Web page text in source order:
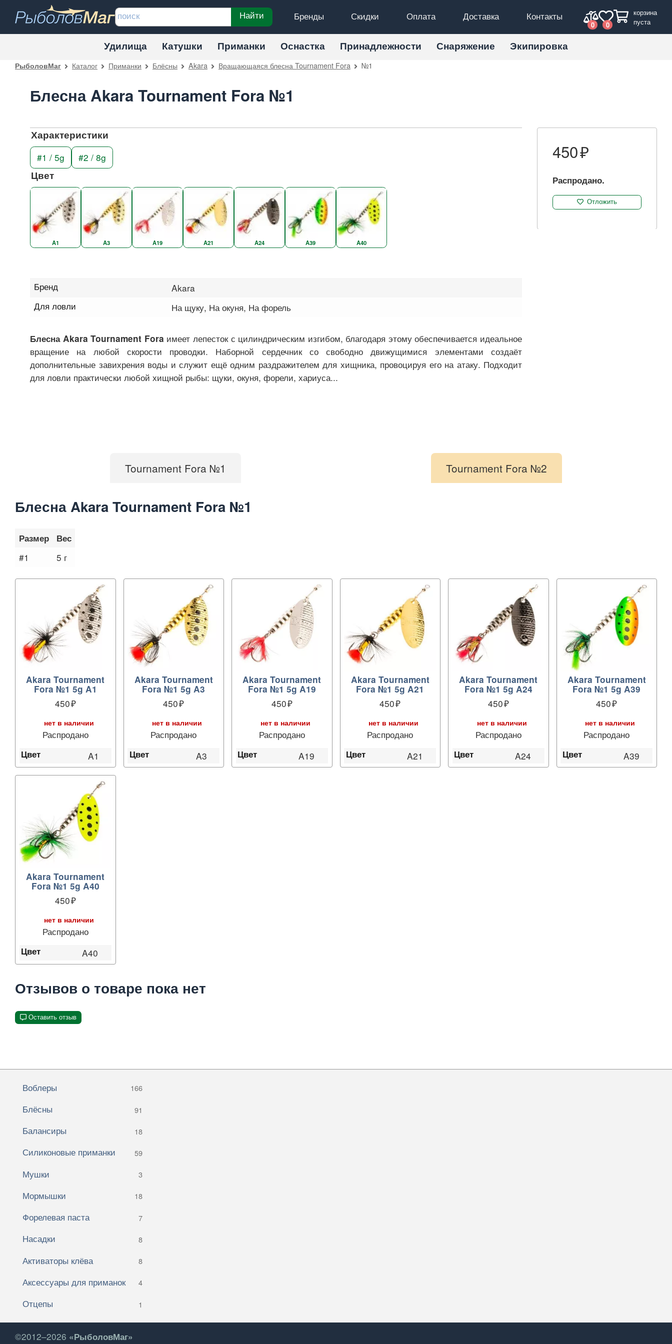
Бренды Скидки Оплата Доставка Контакты
Найти
0 0
корзина
пуста
Удилища Катушки Приманки Оснастка Принадлежности Снаряжение Экипировка
РыболовМаг Каталог Приманки Блёсны Akara Вращающаяся блесна Tournament Fora №1
Блесна Akara Tournament Fora №1
Характеристики
#1 / 5g #2 / 8g
Цвет
A1 A3 A19 A21 A24 A39 A40
Бренд
Akara
Для ловли
На щуку, На окуня, На форель
450
Распродано.
Отложить
Блесна Akara Tournament Fora имеет лепесток с цилиндрическим изгибом, благодаря этому обеспечивается идеальное
вращение на любой скорости проводки. Наборной сердечник со свободно движущимися элементами создаёт
дополнительные завихрения воды и служит ещё одним раздражителем для хищника, провоцируя его на атаку. Подходит
для ловли практически любой хищной рыбы: щуки, окуня, форели, хариуса...
Tournament Fora №1 Tournament Fora №2
Блесна Akara Tournament Fora №1
Размер Вес
#1 5 г
Akara Tournament
Fora №1 5g A1
450
нет в наличии
Распродано
Цвет A1
Akara Tournament
Fora №1 5g A3
450
нет в наличии
Распродано
Цвет A3
Akara Tournament
Fora №1 5g A19
450
нет в наличии
Распродано
Цвет A19
Akara Tournament
Fora №1 5g A21
450
нет в наличии
Распродано
Цвет A21
Akara Tournament
Fora №1 5g A24
450
нет в наличии
Распродано
Цвет A24
Akara Tournament
Fora №1 5g A39
450
нет в наличии
Распродано
Цвет A39
Akara Tournament
Fora №1 5g A40
450
нет в наличии
Распродано
Цвет A40
Отзывов о товаре пока нет
Оставить отзыв
Воблеры 166
Блёсны 91
Балансиры 18
Силиконовые приманки 59
Мушки 3
Мормышки 18
Форелевая паста 7
Насадки 8
Активаторы клёва 8
Аксессуары для приманок 4
Отцепы 1
©2012–2026 «РыболовМаг»